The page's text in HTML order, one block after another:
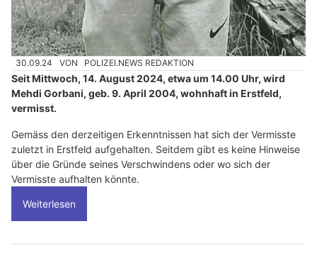
30.09.24 VON POLIZEI.NEWS REDAKTION
Seit Mittwoch, 14. August 2024, etwa um 14.00 Uhr, wird
Mehdi Gorbani, geb. 9. April 2004, wohnhaft in Erstfeld,
vermisst.
Gemäss den derzeitigen Erkenntnissen hat sich der Vermisste
zuletzt in Erstfeld aufgehalten. Seitdem gibt es keine Hinweise
über die Gründe seines Verschwindens oder wo sich der
Vermisste aufhalten könnte.
Weiterlesen